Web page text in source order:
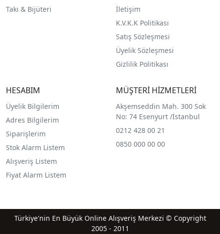
Takı & Bijüteri
İletişim
K.V.K.K Politikası
Satış Sözleşmesi
Üyelik Sözleşmesi
Gizlilik Politikası
HESABIM
Üyelik Bilgilerim
Adres Bilgilerim
Siparişlerim
Stok Alarm Listem
Alışveriş Listem
Fiyat Alarm Listem
MÜŞTERİ HİZMETLERİ
Akşemseddin Mah. 300 Sok
No: 74 Esenyurt /İstanbul
0212 428 00 21
0850 000 00 00
Türkiye'nin En Büyük Online Alışveriş Merkezi © Copyright
2005 - 2011